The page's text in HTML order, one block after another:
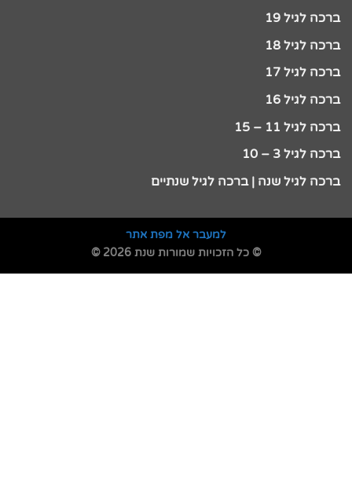
ברכה לגיל 19
ברכה לגיל 18
ברכה לגיל 17
ברכה לגיל 16
ברכה לגיל 11 – 15
ברכה לגיל 3 – 10
ברכה לגיל שנה | ברכה לגיל שנתיים
למעבר אל מפת אתר
© כל הזכויות שמורות שנת 2026 ©